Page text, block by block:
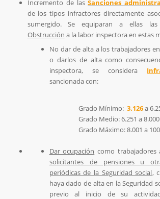
Incremento de lasSanciones
de los tipos infractores directamente
sumergido. Se equiparan a ellas
Obstrucción a la labor inspectora en estas
No dar de alta a los trabajadores
o darlos de alta como
inspectora, se considera
sancionada con:
Grado Mínimo: 3.126a
Grado Medio: 6.251 a
Grado Máximo: 8.001 a
Dar ocupación como trabajadores
solicitantes de pensiones u
periódicas de la Seguridad social,
haya dado de alta en la Seguridad
previo al inicio de su